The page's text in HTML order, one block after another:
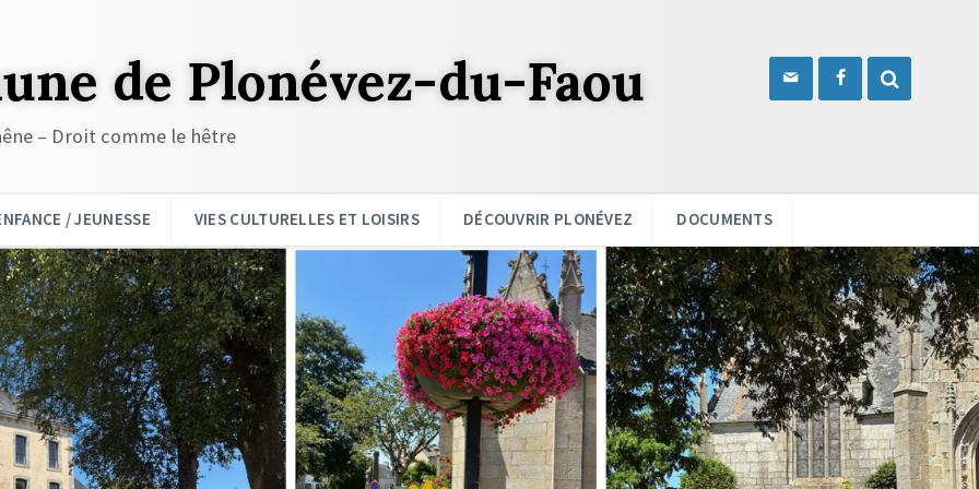
de Plonévez-du-Faou
– Droit comme le hêtre
/ JEUNESSE VIES CULTURELLES ET LOISIRS DÉCOUVRIR PLONÉVEZ DOCUMENTS